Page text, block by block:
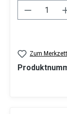
Produkt
Zum